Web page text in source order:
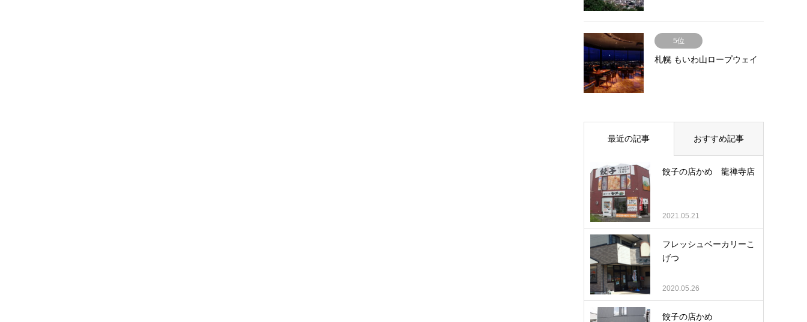
5位
札幌 もいわ山ロープウェイ
最近の記事 おすすめ記事
餃子の店かめ 龍禅寺店
2021.05.21
フレッシュベーカリーこ
げつ
2020.05.26
餃子の店かめ